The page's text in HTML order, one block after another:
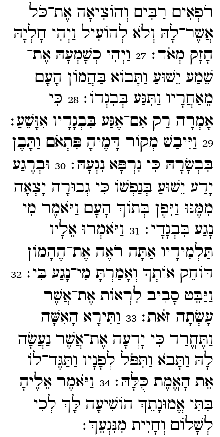
רֹפְאִים רַבִּים וְהוֹצִיאָה אֶת־​כֹּל
אֲשֶׁר־​לָהּ וְלֹא לְהוֹעִיל וַיְהִי חָלְיָהּ
חָזָק מְאֹד׃27 וַיְהִי כְשָׁמְעָהּ אֶת־​
שֵׁמַע יֵשׁוּעַ וַתָּבוֹא בַּהֲמוֹן הָעָם
מֵאַחֲרָיו וַתִּגַּע בְּבִגְדוֹ׃28 כִּי
אָמְרָה רַק אִם־​אֶגַּע בִּבְגָדָיו אִוָּשֵׁעַ׃
29 וַיִּיבַשׁ מְקוֹר דָּמֶיהָ פִּתְאֹם וַתָּבֶן
בִּבְשָׂרָהּ כִּי נִרְפָּא נִגְעָהּ׃30 וּבְרֶגַע
יָדַע יֵשׁוּעַ בְּנַפְשׁוֹ כִּי גְבוּרָה יָצְאָה
מִמֶּנּוּ וַיִּפֶן בְּתוֹךְ הָעָם וַיֹּאמֶר מִי
נָגַע בִּבְגָדָי׃ 31 וַיֹּאמְרוּ אֵלָיו
תַּלְמִידָיו אַתָּה רֹאֶה אֶת־​הֶהָמוֹן
דּוֹחֵק אוֹתְךָ וְאָמַרְתָּ מִי־​נָגַע בִּי׃32
וַיַּבֵּט סָבִיב לִרְאוֹת אֶת־​אֲשֶׁר
עָשְׂתָה זֹּאת׃33 וַתִּירָא הָאִשָּׁה
וַתֶּחֱרַד כִּי יָדְעָה אֶת־​אֲשֶׁר נַעֲשָׂה
לָהּ וַתָּבֹא וַתִּפֹּל לְפָנָיו וַתַּגֶּד־​לוֹ
אֵת הָאֱמֶת כֻּלָּהּ׃34 וַיֹּאמֶר אֵלֶיהָ
בִּתִּי אֱמוּנָתֵךְ הוֹשִׁיעָה לָּךְ לְכִי
לְשָׁלוֹם וְחָיִית מִנִּגְעֵךְ׃